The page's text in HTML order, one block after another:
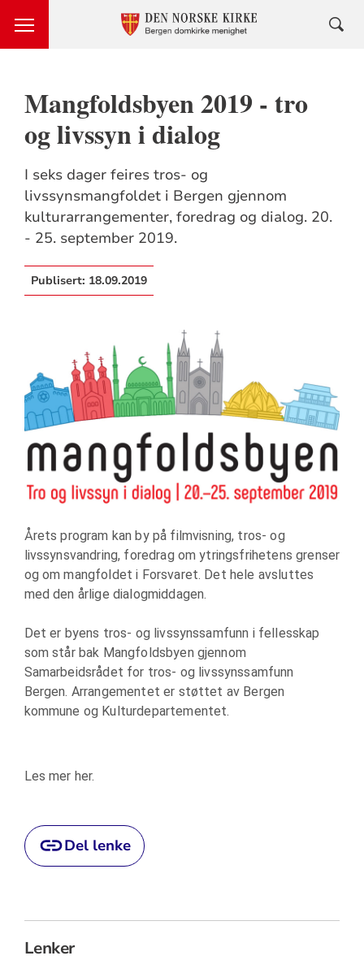
Mangfoldsbyen 2019 - tro
og livssyn i dialog
I seks dager feires tros- og
livssynsmangfoldet i Bergen gjennom
kulturarrangementer, foredrag og dialog. 20.
- 25. september 2019.
Publisert: 18.09.2019
Årets program kan by på filmvisning, tros- og
livssynsvandring, foredrag om ytringsfrihetens grenser
og om mangfoldet i Forsvaret. Det hele avsluttes
med den årlige dialogmiddagen.
Det er byens tros- og livssynssamfunn i fellesskap
som står bak Mangfoldsbyen gjennom
Samarbeidsrådet for tros- og livssynssamfunn
Bergen. Arrangementet er støttet av Bergen
kommune og Kulturdepartementet.
Les mer her.
Del lenke
Lenker